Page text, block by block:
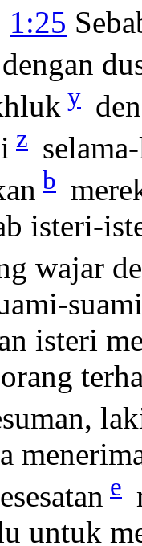
1:25
y
z
b
isteri-
wajar
isteri
e
untuk